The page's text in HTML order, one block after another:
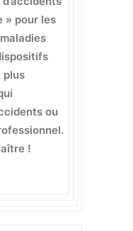
» pour les
plus
ou
!